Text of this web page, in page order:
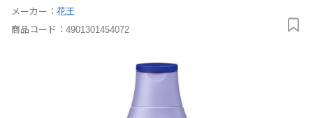
メーカー： 花王
商品コード： 4901301454072